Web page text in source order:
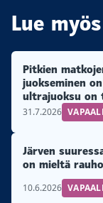
Lue
Pitkien
juokseminen
ultrajuoksu on
31.7.2026
Järven
on mieltä
10.6.2026